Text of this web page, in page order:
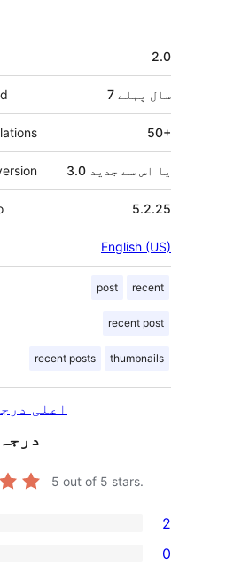
2.0
7 سال پہلے
50+
3.0 یا اس سے جدید
5.2.25
English (US)
post recent
recent post
recent posts thumbnails
اعلی
5 out of 5 stars.
2
0